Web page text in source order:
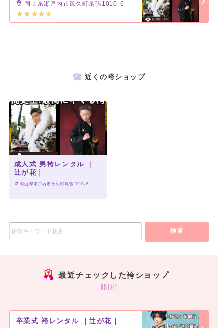
岡山県瀬戸内市邑久町尾張1010-6
近くの袴ショップ
成人式 男袴レンタル ｜
辻が花｜
岡山県瀬戸内市邑久町尾張1010-6
検索
最近チェックした袴ショップ
history
卒業式 袴レンタル ｜辻が花｜